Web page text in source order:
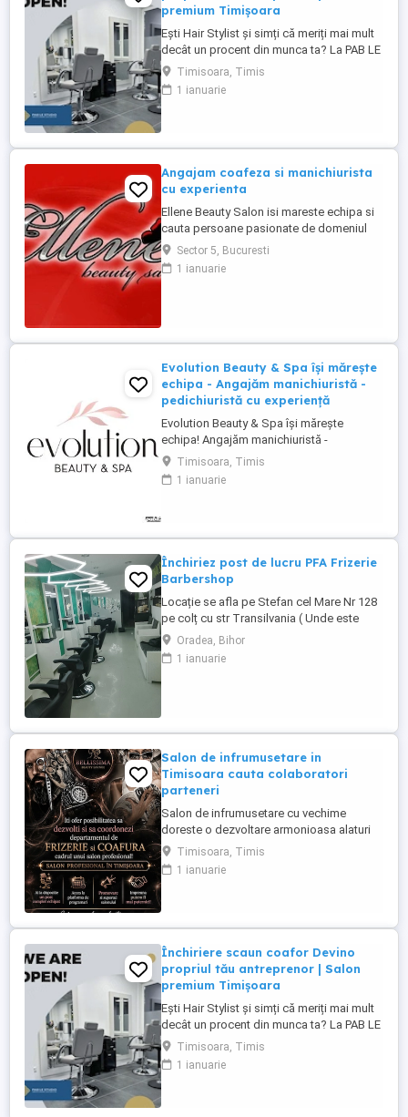
premium Timișoara
Ești Hair Stylist și simți că meriți mai mult
decât un procent din munca ta? La PAB LE
Studio îți oferim mai mult decât un scaun
de închiriat. Îți oferim oportunitatea de a-ți
construi propriul brand, de a-ți dezvolta
unele dintre ...
Timisoara, Timis
1 ianuarie
Angajam coafeza si manichiurista
cu experienta
Ellene Beauty Salon isi mareste echipa si
cauta persoane pasionate de domeniul
beauty pentru posturile de coafeza si
manichiurista. Oferim contract individual
de munca. Program 6 ore pe zi sau o zi cu
Sector 5, Bucuresti
1 ianuarie
Evolution Beauty & Spa își mărește
echipa - Angajăm manichiuristă -
pedichiuristă cu experiență
Evolution Beauty & Spa își mărește
echipa! Angajăm manichiuristă -
pedichiuristă cu experiență Căutăm o
persoană serioasă, atentă la detalii, cu
experiență în manichiură pedichiură
de clienți formată - program stabil ...
Timisoara, Timis
1 ianuarie
Închiriez post de lucru PFA Frizerie
Barbershop
Locație se afla pe Stefan cel Mare Nr 128
pe colț cu str Transilvania ( Unde este
banca Transilvania și asigurări ) într-o
zonă foarte circulata zona Rogerius
spațiul pote fi folosit și pentru manichiură,
Oradea, Bihor
1 ianuarie
Salon de infrumusetare in
Timisoara cauta colaboratori
parteneri
Salon de infrumusetare cu vechime
doreste o dezvoltare armonioasa alaturi
de parteneri profesionali si pasionati de
domeniul frumusetii!
Timisoara, Timis
1 ianuarie
Închiriere scaun coafor Devino
propriul tău antreprenor | Salon
premium Timișoara
Ești Hair Stylist și simți că meriți mai mult
decât un procent din munca ta? La PAB LE
Studio îți oferim mai mult decât un scaun
de închiriat. Îți oferim oportunitatea de a-ți
construi propriul brand, de a-ți dezvolta
Timisoara, Timis
1 ianuarie